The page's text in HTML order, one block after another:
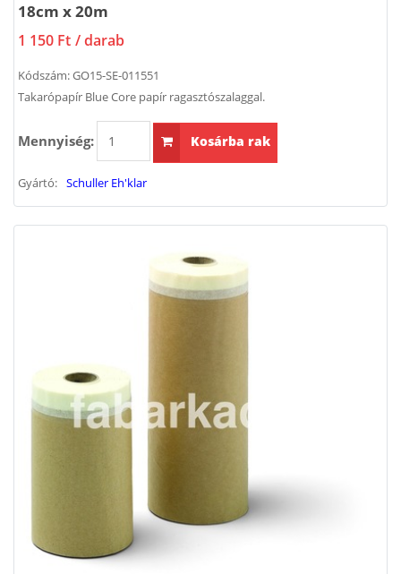
18cm x 20m
1 150 Ft / darab
Kódszám:GO15-SE-011551
Takarópapír Blue Core papír ragasztószalaggal.
Mennyiség: Kosárba rak
Gyártó: Schuller Eh'klar